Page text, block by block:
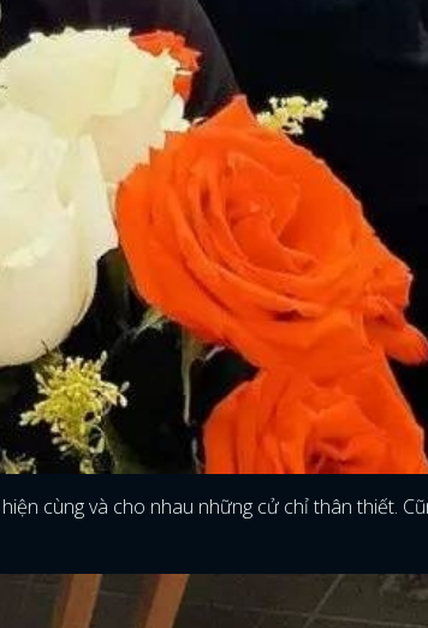
cùng và cho nhau những cử chỉ thân thiết.